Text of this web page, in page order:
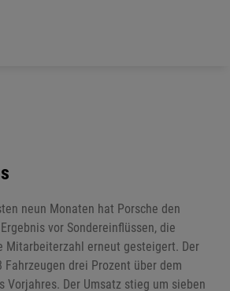
neun Monaten hat Porsche den
vor Sondereinflüssen, die
Mitarbeiterzahl erneut gesteigert. Der
drei Prozent über dem
Vorjahres. Der Umsatz stieg um sieben